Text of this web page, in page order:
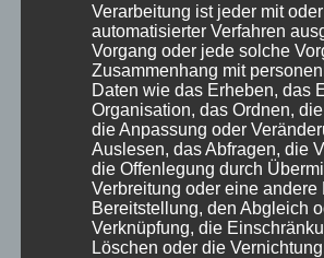
Der Seeigel war schon lange ein
das habe ich mir erfüllt. Manchmal muss
sein. Er besteht aus 32 Spitzen aus
Kugel aus Esche mit 30 cm
Spitzen wurden vor dem Ölen geflämmt,
noch deutlicher zu zeigen. (Preis auf
Verarbeitung ist jeder mit
automatisierter Verfahren
Vorgang oder jede solche
Zusammenhang mit
Daten wie das Erheben, das
Organisation, das Ordnen,
die Anpassung oder
Auslesen, das Abfragen, die
die Offenlegung durch
Verbreitung oder eine andere
Bereitstellung, den Abgleich
Verknüpfung, die
Löschen oder die